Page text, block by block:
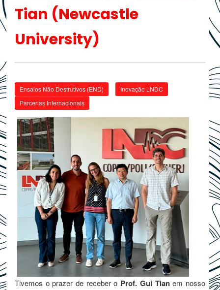
Tian (Newcastle
University)
Ensaios Não Destrutivos (END)
Inovação LNDC
Parcerias Internacionais
Tivemos o prazer de receber o Prof. Gui Tianem nosso